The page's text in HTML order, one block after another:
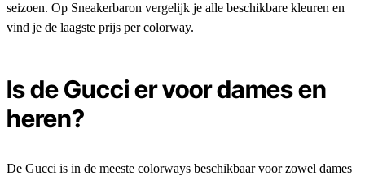
seizoen. Op Sneakerbaron vergelijk je alle beschikbare kleuren en
vind je de laagste prijs per colorway.
Is de Gucci er voor dames en
heren?
De Gucci is in de meeste colorways beschikbaar voor zowel dames